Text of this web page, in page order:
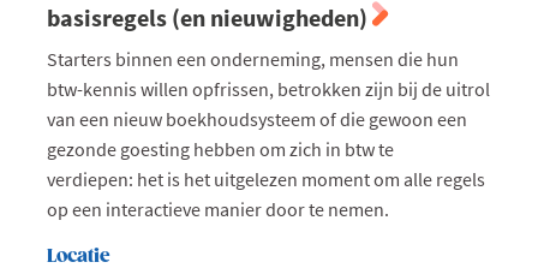
basisregels (en nieuwigheden)
Starters binnen een onderneming, mensen die hun
btw-kennis willen opfrissen, betrokken zijn bij de uitrol
van een nieuw boekhoudsysteem of die gewoon een
gezonde goesting hebben om zich in btw te
verdiepen: het is het uitgelezen moment om alle regels
op een interactieve manier door te nemen.
Locatie